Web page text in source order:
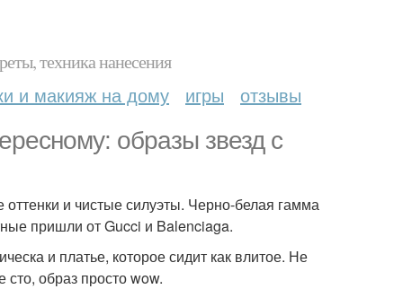
техника нанесения
и макияж на дому игры отзывы
образы звезд с
и чистые силуэты. Черно-белая гамма
пришли от Gucci и Balenciaga.
и платье, которое сидит как влитое. Не
образ просто wow.